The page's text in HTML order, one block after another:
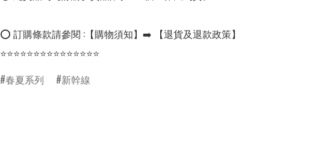
⭕ 訂購條款請參閱 :【購物須知】➡️ 【退貨及退款政策】
⭐⭐⭐⭐⭐⭐⭐⭐⭐⭐⭐⭐⭐⭐⭐
春夏系列
新幹線